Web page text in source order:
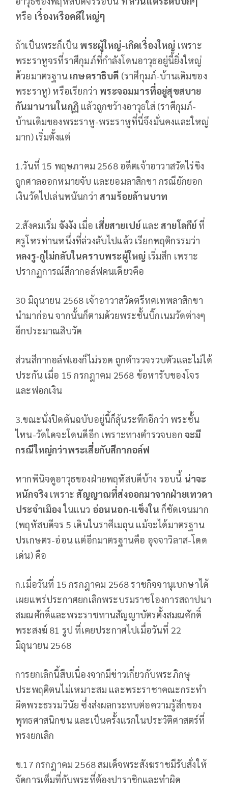
หรือ เรื่องหรือคดีใหญ่ๆ
ถ้าเป็นพระก็เป็น พระผู้ใหญ่-เกิดเรื่องใหญ่ เพราะ
พระราหูจรที่ราศีกุมภ์ที่กำลังโดนอาวุธอยู่นี้ยิ่งใหญ่
ด้วยมาตรฐาน เกษตราธิบดี (ราศีกุมภ์-บ้านเดิมของ
พระราหู) หรือเรียกว่า พระจอมมารที่อยู่สุขสบาย
กันมานานในกุฏิ แล้วถูกขว้างอาวุธใส่ (ราศีกุมภ์-
บ้านเดิมของพระราหู-พระราหูที่นี่จึงมั่นคงและใหญ่
มาก) เริ่มตั้งแต่
1.วันที่ 15 พฤษภาคม 2568 อดีตเจ้าอาวาสวัดไร่ขิง
ถูกศาลออกหมายจับ และยอมลาสิกขา กรณียักยอก
เงินวัดไปเล่นพนันกว่า สามร้อยล้านบาท
2.สังคมเริ่ม จังงัง เมื่อ เสี่ยสายเปย์ และ สายโลกีย์ ที่
ครูโหรท่านหนึ่งที่ล่วงลับไปแล้ว เรียกพฤติกรรมว่า
หลงรู-กู่ไม่กลับในคราบพระผู้ใหญ่ เริ่มสึก เพราะ
ปรากฏการณ์สีกากอล์ฟคนเดียวคือ
30 มิถุนายน 2568 เจ้าอาวาสวัดตรีทศเทพลาสิกขา
นำมาก่อน จากนั้นก็ตามด้วยพระชั้นบิ๊กเนมวัดต่างๆ
อีกประมาณสิบวัด
ส่วนสีกากอล์ฟเองก็ไม่รอด ถูกตำรวจรวบตัวและไม่ได้
ประกัน เมื่อ 15 กรกฎาคม 2568 ข้อหารับของโจร
และฟอกเงิน
3.ขณะนั่งปิดต้นฉบับอยู่นี้ก็ลุ้นระทึกอีกว่า พระชั้น
ไหน-วัดใดจะโดนดีอีก เพราะทางตำรวจบอก จะมี
กรณีใหญ่กว่าพระเสี่ยกับสีกากอล์ฟ
หากพินิจดูอาวุธของฝ่ายพฤหัสบดีบ้าง รอบนี้ น่าจะ
หนักจริง เพราะสัญญาณที่ส่งออกมาจากฝ่ายเทวดา
ประจำเมืองในแนว อ่อนนอก-แข็งในก็ชัดเจนมาก
(พฤหัสบดีจร 5 เดินในราศีเมถุน แม้จะได้มาตรฐาน
ปรเกษตร-อ่อน แต่อีกมาตรฐานคือ อุจจาวิลาส-โดด
เด่น) คือ
ก.เมื่อวันที่ 15 กรกฎาคม 2568 ราชกิจจานุเบกษาได้
เผยแพร่ประกาศยกเลิกพระบรมราชโองการสถาปนา
สมณศักดิ์และพระราชทานสัญญาบัตรตั้งสมณศักดิ์
พระสงฆ์ 81 รูป ที่เคยประกาศไปเมื่อวันที่ 22
มิถุนายน 2568
การยกเลิกนี้สืบเนื่องจากมีข่าวเกี่ยวกับพระภิกษุ
ประพฤติตนไม่เหมาะสม และพระราชาคณะกระทำ
ผิดพระธรรมวินัย ซึ่งส่งผลกระทบต่อความรู้สึกของ
พุทธศาสนิกชน และเป็นครั้งแรกในประวัติศาสตร์ที่
ทรงยกเลิก
ข.17 กรกฎาคม 2568 สมเด็จพระสังฆราชมีรับสั่งให้
จัดการเต็มที่กับพระที่ต้องปาราชิกและทำผิด